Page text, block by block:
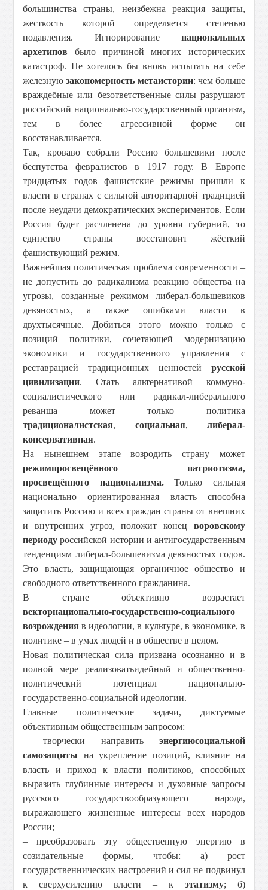
большинства страны, неизбежна реакция защиты,
жесткость которой определяется степенью
подавления. Игнорирование национальных
архетипов было причиной многих исторических
катастроф. Не хотелось бы вновь испытать на себе
железную закономерность метаистории: чем больше
враждебные или безответственные силы разрушают
российский национально-государственный организм,
тем в более агрессивной форме он
восстанавливается.
Так, кроваво собрали Россию большевики после
беспутства февралистов в 1917 году. В Европе
тридцатых годов фашистские режимы пришли к
власти в странах с сильной авторитарной традицией
после неудачи демократических экспериментов. Если
Россия будет расчленена до уровня губерний, то
единство страны восстановит жёсткий
фашиствующий режим.
Важнейшая политическая проблема современности –
не допустить до радикализма реакцию общества на
угрозы, созданные режимом либерал-большевиков
девяностых, а также ошибками власти в
двухтысячные. Добиться этого можно только с
позиций политики, сочетающей модернизацию
экономики и государственного управления с
реставрацией традиционных ценностей русской
цивилизации. Стать альтернативой коммуно-
социалистического или радикал-либерального
реванша может только политика
традиционалистская, социальная, либерал-
консервативная.
На нынешнем этапе возродить страну может
режимпросвещённого патриотизма,
просвещённого национализма.Только сильная
национально ориентированная власть способна
защитить Россию и всех граждан страны от внешних
и внутренних угроз, положит конец воровскому
периоду российской истории и антигосударственным
тенденциям либерал-большевизма девяностых годов.
Это власть, защищающая органичное общество и
свободного ответственного гражданина.
В стране объективно возрастает
векторнационально-государственно-социального
возрожденияв идеологии, в культуре, в экономике, в
политике – в умах людей и в обществе в целом.
Новая политическая сила призвана осознанно и в
полной мере реализоватьидейный и общественно-
политический потенциал национально-
государственно-социальной идеологии.
Главные политические задачи, диктуемые
объективным общественным запросом:
– творчески направитьэнергиюсоциальной
самозащиты на укрепление позиций, влияние на
власть и приход к власти политиков, способных
выразить глубинные интересы и духовные запросы
русского государствообразующего народа,
выражающего жизненные интересы всех народов
России;
– преобразовать эту общественную энергию в
созидательные формы, чтобы: а) рост
государственнических настроений и сил не подвинул
к сверхусилению власти – к этатизму; б)